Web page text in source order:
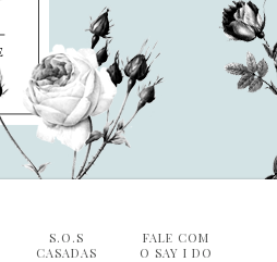
S.O.S
CASADAS
FALE COM
O SAY I DO